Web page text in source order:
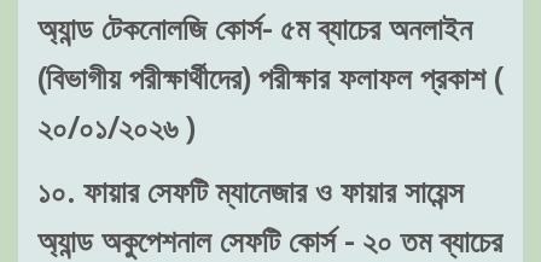
অ্যান্ড টেকনোলজি কোর্স- ৫ম ব্যাচের অনলাইন
(বিভাগীয় পরীক্ষার্থীদের) পরীক্ষার ফলাফল প্রকাশ (
২০/০১/২০২৬ )
১০. ফায়ার সেফটি ম্যানেজার ও ফায়ার সায়েন্স
অ্যান্ড অকুপেশনাল সেফটি কোর্স - ২০ তম ব্যাচের